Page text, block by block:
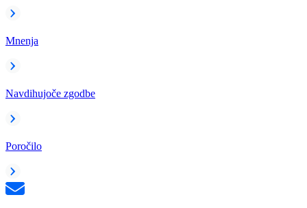
Mnenja
Navdihujoče zgodbe
Poročilo